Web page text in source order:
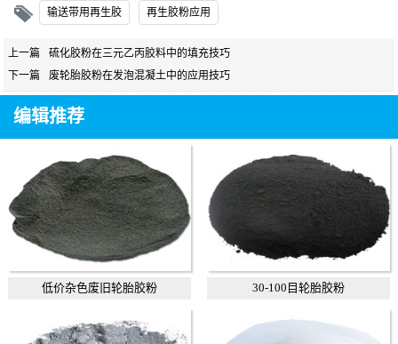
输送带用再生胶 再生胶粉应用
上一篇
硫化胶粉在三元乙丙胶料中的填充技巧
下一篇
废轮胎胶粉在发泡混凝土中的应用技巧
编辑推荐
低价杂色废旧轮胎胶粉 30-100目轮胎胶粉